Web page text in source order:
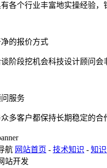
各个行业丰富地实操经验
的报价方式
阶段挖机会科技设计顾问
服务
多客户都保持长期稳定的
网站首页 - 技术知识 - 知
站开发